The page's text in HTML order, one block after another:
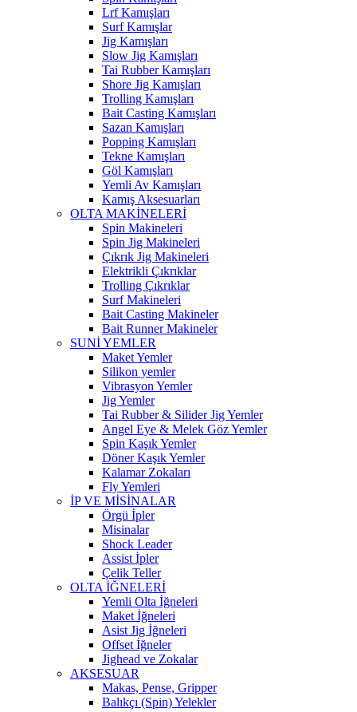
Lrf Kamışları
Surf Kamışlar
Jig Kamışları
Slow Jig Kamışları
Tai Rubber Kamışları
Shore Jig Kamışları
Trolling Kamışları
Bait Casting Kamışları
Sazan Kamışları
Popping Kamışları
Tekne Kamışları
Göl Kamışları
Yemli Av Kamışları
Kamış Aksesuarları
OLTA MAKİNELERİ
Spin Makineleri
Spin Jig Makineleri
Çıkrık Jig Makineleri
Elektrikli Çıkrıklar
Trolling Çıkrıklar
Surf Makineleri
Bait Casting Makineler
Bait Runner Makineler
SUNİ YEMLER
Maket Yemler
Silikon yemler
Vibrasyon Yemler
Jig Yemler
Tai Rubber & Silider Jig Yemler
Angel Eye & Melek Göz Yemler
Spin Kaşık Yemler
Döner Kaşık Yemler
Kalamar Zokaları
Fly Yemleri
İP VE MİSİNALAR
Örgü İpler
Misinalar
Shock Leader
Assist İpler
Çelik Teller
OLTA İĞNELERİ
Yemli Olta İğneleri
Maket İğneleri
Asist Jig İğneleri
Offset İğneler
Jighead ve Zokalar
AKSESUAR
Makas, Pense, Gripper
Balıkçı (Spin) Yelekler